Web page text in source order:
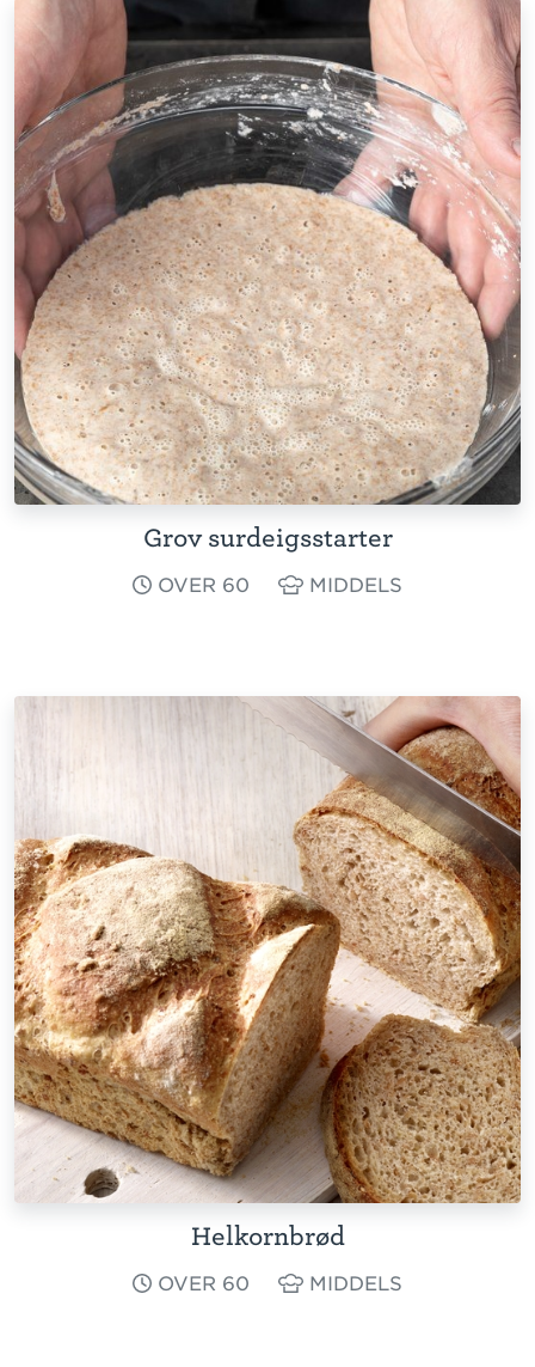
Grov surdeigsstarter
OVER 60 MIDDELS
Helkornbrød
OVER 60 MIDDELS